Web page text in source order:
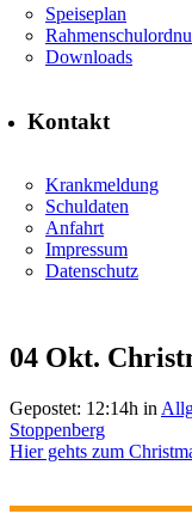
Speiseplan
Downloads
Kontakt
Krankmeldung
Schuldaten
Anfahrt
Impressum
Datenschutz
04 Okt.
Gepostet: 12:14h in
Stoppenberg
Hier gehts zum